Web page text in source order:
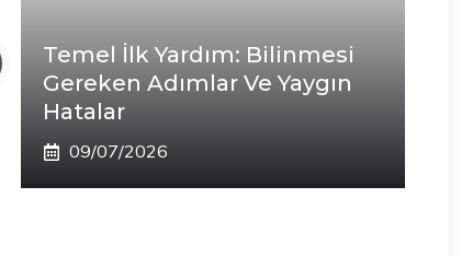
Temel İlk Yardım: Bilinmesi
Gereken Adımlar Ve Yaygın
Hatalar
09/07/2026